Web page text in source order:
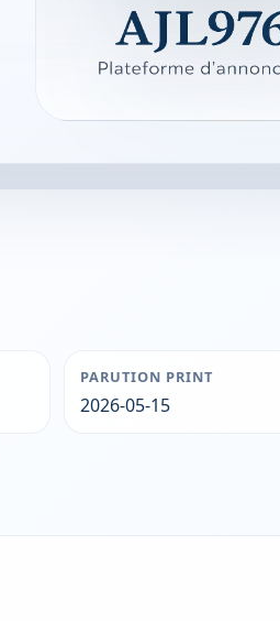
PARUTION PRINT
2026-05-15